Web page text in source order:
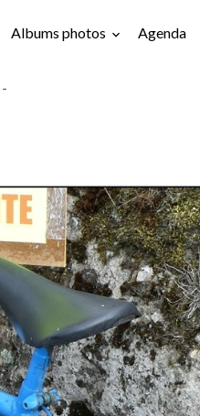
Albums photos Agenda
-